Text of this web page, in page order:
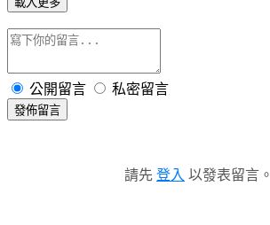
公開留言 私密留言
發佈留言
請先 登入 以發表留言。